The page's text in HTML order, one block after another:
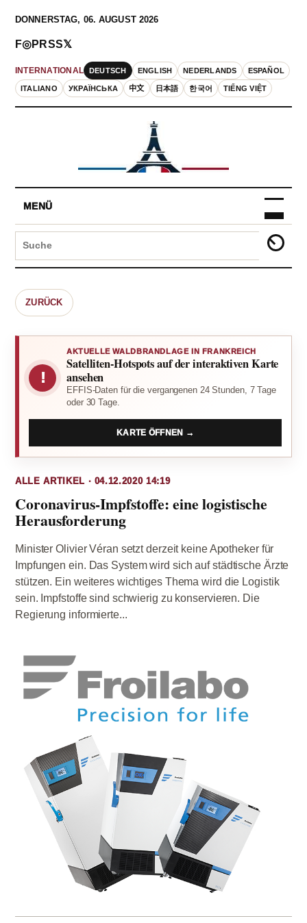
DONNERSTAG, 06. AUGUST 2026
INTERNATIONAL DEUTSCH ENGLISH NEDERLANDS ESPAÑOL
ITALIANO УКРАЇНСЬКА 中文 日本語 한국어 TIẾNG VIỆT
F◎PRSS𝕏
MENÜ
ZURÜCK
!
AKTUELLE WALDBRANDLAGE IN FRANKREICH
Satelliten-Hotspots auf der interaktiven Karte
ansehen
EFFIS-Daten für die vergangenen 24 Stunden, 7 Tage
oder 30 Tage.
KARTE ÖFFNEN →
ALLE ARTIKEL · 04.12.2020 14:19
Coronavirus-Impfstoffe: eine logistische
Herausforderung
Minister Olivier Véran setzt derzeit keine Apotheker für
Impfungen ein. Das System wird sich auf städtische Ärzte
stützen. Ein weiteres wichtiges Thema wird die Logistik
sein. Impfstoffe sind schwierig zu konservieren. Die
Regierung informierte...